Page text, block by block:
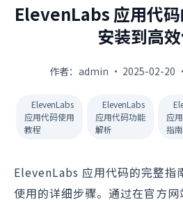
ElevenLabs 应用代
安装到高
作者：admin · 2025-02-20
ElevenLabs
应用代码使用
教程
ElevenLabs
应用代码功能
解析
应
指南
ElevenLabs 应用代码的完整指
使用的详细步骤。通过在官方